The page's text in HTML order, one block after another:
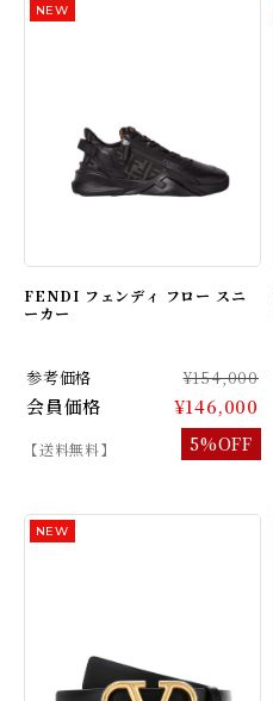
FENDI フェンディ フロー スニ
ーカー
参考価格 ¥154,000
会員価格 ¥146,000
【送料無料】 5%OFF